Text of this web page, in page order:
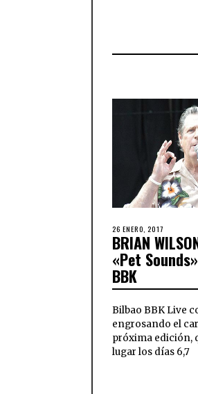
26 ENERO, 2017
BRIAN
«Pet
BBK
Bilbao BBK Live
engrosando el
próxima edición,
lugar los días 6,7